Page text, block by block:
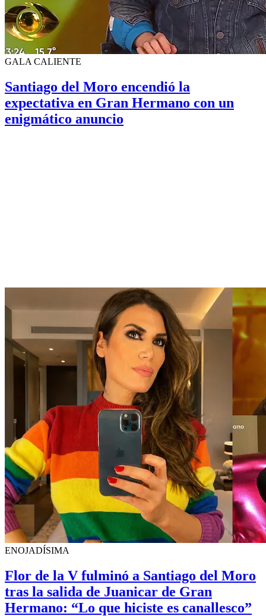
GALA CALIENTE
Santiago del Moro encendió la
expectativa en Gran Hermano con un
enigmático anuncio
ENOJADÍSIMA
Flor de la V fulminó a Santiago del Moro
tras la salida de Juanicar de Gran
Hermano: “Lo que hiciste es canallesco”